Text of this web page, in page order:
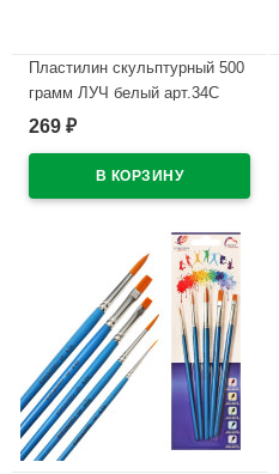
Пластилин скульптурный 500
грамм ЛУЧ белый арт.34С
2244-08
269 ₽